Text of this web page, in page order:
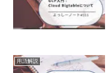
用語解説